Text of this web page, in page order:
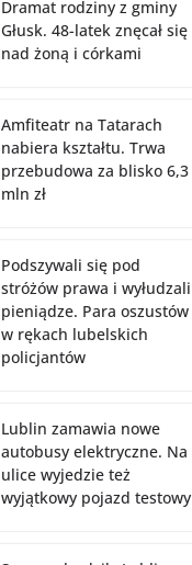
Dramat rodziny z gminy
Głusk. 48-latek znęcał się
nad żoną i córkami
Amfiteatr na Tatarach
nabiera kształtu. Trwa
przebudowa za blisko 6,3
mln zł
Podszywali się pod
stróżów prawa i wyłudzali
pieniądze. Para oszustów
w rękach lubelskich
policjantów
Lublin zamawia nowe
autobusy elektryczne. Na
ulice wyjedzie też
wyjątkowy pojazd testowy